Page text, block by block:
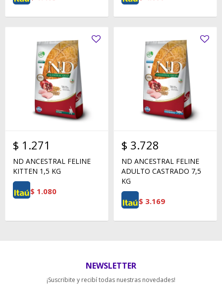
$ 1.271
ND ANCESTRAL FELINE
KITTEN 1,5 KG
$ 1.080
$ 3.728
ND ANCESTRAL FELINE
ADULTO CASTRADO 7,5
KG
$ 3.169
NEWSLETTER
¡Suscribite y recibí todas nuestras novedades!